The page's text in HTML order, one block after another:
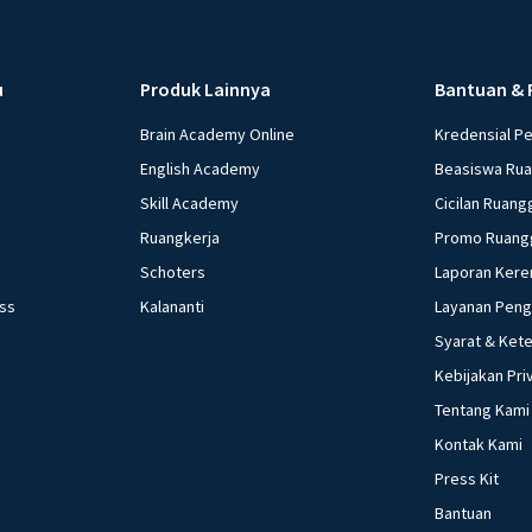
massa
diadopsi
dan
Tindakan
dianggap
Produk Lainnya
Brain Academy Online
English Academy
Skill Academy
Ruangkerja
Schoters
Kalananti
Bantuan &
Kredensial
Beasiswa
Cicilan
Promo
Laporan
Layanan
Syarat &
Kebijakan
Tentang Kami
Kontak Kami
Press Kit
Bantuan